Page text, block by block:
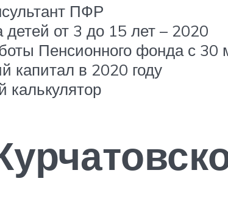
ПФР
от 3 до 15 лет – 2020
Пенсионного фонда с 30
капитал в 2020 году
калькулятор